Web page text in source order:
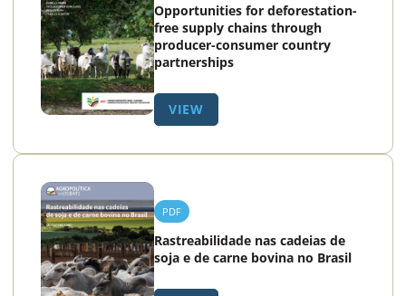
Opportunities for deforestation-
free supply chains through
producer-consumer country
partnerships
VIEW
PDF
Rastreabilidade nas cadeias de
soja e de carne bovina no Brasil